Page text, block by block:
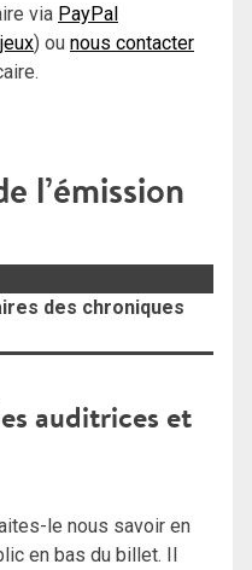
via PayPal
) ou nous contacter
l’émission
des chroniques
auditrices et
le nous savoir en
en bas du billet. Il